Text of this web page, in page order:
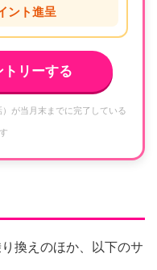
ント進呈
リーする
が当月末までに完了している
換えのほか、以下のサ